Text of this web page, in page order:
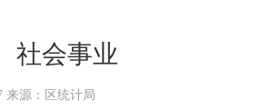
社会事业
来源：区统计局